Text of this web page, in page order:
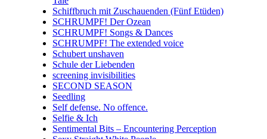
Schiffbruch mit Zuschauenden (Fünf Etüden)
SCHRUMPF! Der Ozean
SCHRUMPF! Songs & Dances
SCHRUMPF! The extended voice
Schubert unshaven
Schule der Liebenden
screening invisibilities
SECOND SEASON
Seedling
Self defense. No offence.
Selfie & Ich
Sentimental Bits – Encountering Perception